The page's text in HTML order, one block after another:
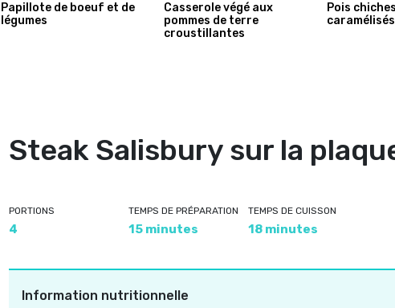
Papillote de boeuf et de
légumes
Casserole végé aux
pommes de terre
croustillantes
Pois
Steak Salisbury sur la
PORTIONS
4
TEMPS DE PRÉPARATION
15 minutes
TEMPS DE CUISSON
18 minutes
Information nutritionnelle